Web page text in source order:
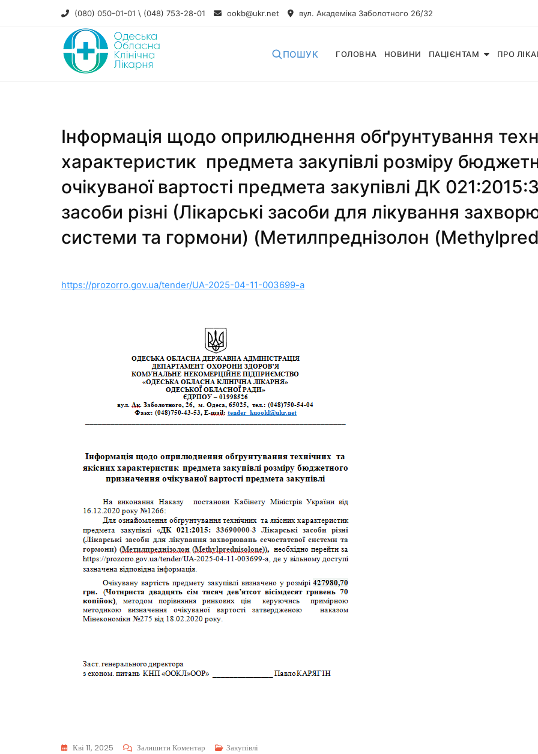
(080) 050-01-01 \ (048) 753-28-01 ookb@ukr.net вул. Академіка Заболотного 26/32
ПОШУК ГОЛОВНА НОВИНИ ПАЦІЄНТАМ ПРО
Інформація щодо оприлюднення обґрунтування
характеристик предмета закупівлі розміру
очікуваної вартості предмета закупівлі ДК
засоби різні (Лікарські засоби для лікування
системи та гормони) (Метилпреднізолон
https://prozorro.gov.ua/tender/UA-2025-04-11-003699-a
Кві 11, 2025 Залишити Коментар Закупівлі